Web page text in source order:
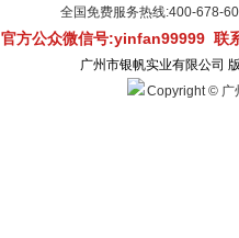
全国免费服务热线:400-
官方公众微信号:yinfan99999 联
广州市银帆实业有限公司
Copyright © 广